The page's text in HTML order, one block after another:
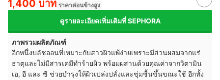
1,400 บาท ราคาค่อนข้างสูง
ดูรายละเอียดเพิ่มเติมที่ SEPHORA
ภาพรวมผลิตภัณฑ์
อีกหนึ่งบลัชออนที่เหมาะกับสาวผิวแพ้ง่ายเพราะมีส่วนผสมจากแร่
ธาตุและไม่มีสารเคมีทำร้ายผิว พร้อมผสานด้วยคุณค่าจากวิตามิน
เอ, อี และ ซี ช่วยบำรุงให้ผิวเปล่งปลั่งและชุ่มชื้นขึ้นขณะใช้ อีกทั้ง